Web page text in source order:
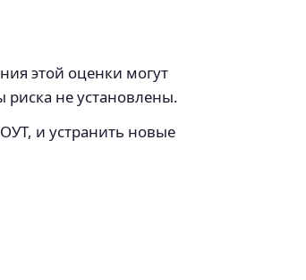
этой оценки могут
не установлены.
и устранить новые